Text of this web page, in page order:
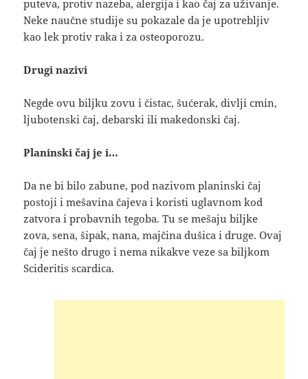
puteva, protiv nazeba, alergija i kao čaj za uživanje.
Neke naučne studije su pokazale da je upotrebljiv
kao lek protiv raka i za osteoporozu.
Drugi nazivi
Negde ovu biljku zovu i čistac, šućerak, divlji cmin,
ljubotenski čaj, debarski ili makedonski čaj.
Planinski čaj je i…
Da ne bi bilo zabune, pod nazivom planinski čaj
postoji i mešavina čajeva i koristi uglavnom kod
zatvora i probavnih tegoba. Tu se mešaju biljke
zova, sena, šipak, nana, majčina dušica i druge. Ovaj
čaj je nešto drugo i nema nikakve veze sa biljkom
Scideritis scardica.